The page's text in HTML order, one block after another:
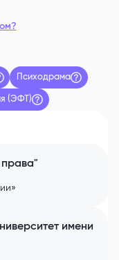
Психодрама
(ЭФТ)
имени